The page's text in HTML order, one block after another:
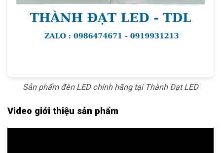
Sản phẩm đèn LED chính hãng tại Thành Đạt LED
Video giới thiệu sản phẩm